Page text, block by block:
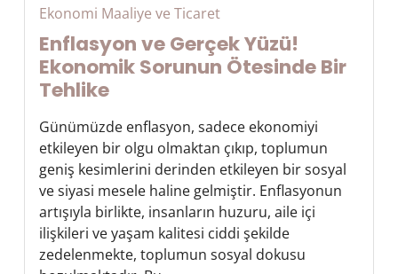
Ekonomi Maaliye ve Ticaret
Enflasyon ve Gerçek Yüzü!
Ekonomik Sorunun Ötesinde Bir
Tehlike
Günümüzde enflasyon, sadece ekonomiyi
etkileyen bir olgu olmaktan çıkıp, toplumun
geniş kesimlerini derinden etkileyen bir sosyal
ve siyasi mesele haline gelmiştir. Enflasyonun
artışıyla birlikte, insanların huzuru, aile içi
ilişkileri ve yaşam kalitesi ciddi şekilde
zedelenmekte, toplumun sosyal dokusu